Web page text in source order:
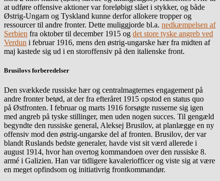
at udføre offensive aktioner var foreløbigt slået i stykker, og både
Østrig-Ungarn og Tyskland kunne derfor allokere tropper og
ressourcer til andre fronter. Dette muliggjorde bl.a. nedkæmpelsen af
Serbien fra oktober til december 1915 og det store tyske angreb ved
Verdun i februar 1916, mens den østrig-ungarske hær fra midten af
maj kastede sig ud i en storoffensiv på den italienske front.
Brusilovs forberedelser
Den svækkede russiske hær og centralmagternes engagement på
andre fronter betød, at der fra efteråret 1915 opstod en status quo
på Østfronten. I februar og marts 1916 forsøgte russerne sig igen
med angreb på tyske stillinger, men uden nogen succes. Til gengæld
begyndte den russiske general, Aleksej Brusilov, at planlægge en ny
offensiv mod den østrig-ungarske del af fronten. Brusilov, der var
blandt Ruslands bedste generaler, havde vist sit værd allerede i
august 1914, hvor han overtog kommandoen over den russiske 8.
armé i Galizien. Han var tidligere kavaleriofficer og viste sig at være
en meget opfindsom og initiativrig frontkommandør.